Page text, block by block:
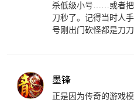
杀低级小号……或者把
刀秒了。记得当时人
号刚出门砍怪都是刀
墨锋
正是因为传奇的游戏